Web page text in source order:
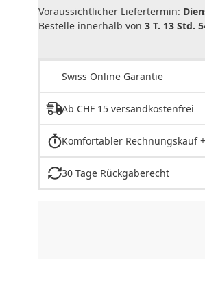
Voraussichtlicher Liefertermin:
Bestelle innerhalb von 3 T. 13 Std.
Swiss Online Garantie
Ab CHF 15 versandkostenfrei
Komfortabler Rechnungskauf
30 Tage Rückgaberecht